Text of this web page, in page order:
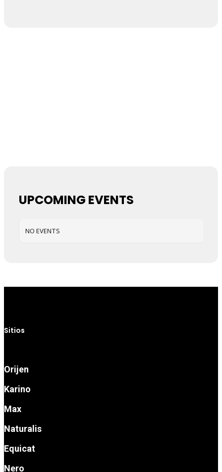
UPCOMING EVENTS
NO EVENTS
Sitios
Orijen
Karino
Max
Naturalis
Equicat
Nero